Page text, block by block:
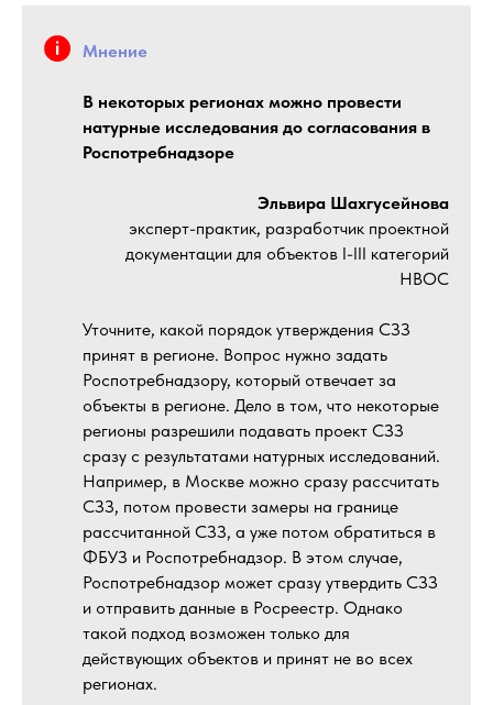
Мнение
В некоторых регионах можно провести
натурные исследования до согласования в
Роспотребнадзоре
Эльвира Шахгусейнова
эксперт-практик, разработчик проектной
документации для объектов I-III категорий
НВОС
Уточните, какой порядок утверждения СЗЗ
принят в регионе. Вопрос нужно задать
Роспотребнадзору, который отвечает за
объекты в регионе. Дело в том, что некоторые
регионы разрешили подавать проект СЗЗ
сразу с результатами натурных исследований.
Например, в Москве можно сразу рассчитать
СЗЗ, потом провести замеры на границе
рассчитанной СЗЗ, а уже потом обратиться в
ФБУЗ и Роспотребнадзор. В этом случае,
Роспотребнадзор может сразу утвердить СЗЗ
и отправить данные в Росреестр. Однако
такой подход возможен только для
действующих объектов и принят не во всех
регионах.